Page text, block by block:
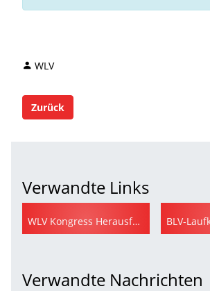
WLV
Zurück
Verwandte Links
WLV Kongress Herausforderungen & Perspektiven
Verwandte Nachrichten